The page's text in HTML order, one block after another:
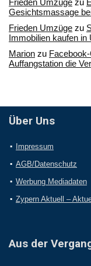
Frieden Umzüge zu
Gesichtsmassage
Frieden Umzüge zu
Immobilien kaufen in
Marion zu
Auffangstation die
Über Uns
Impressum
AGB/Datenschutz
Werbung Mediadaten
Zypern Aktuell –
Aus der